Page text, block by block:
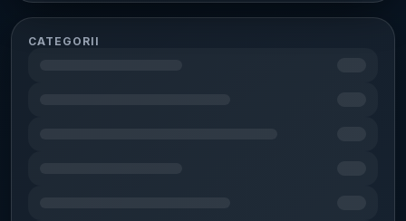
CATEGORII